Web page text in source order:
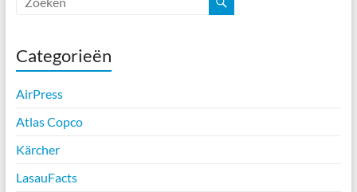
Categorieën
AirPress
Atlas Copco
Kärcher
LasauFacts